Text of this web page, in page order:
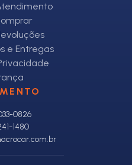
e Entregas
0826
1480